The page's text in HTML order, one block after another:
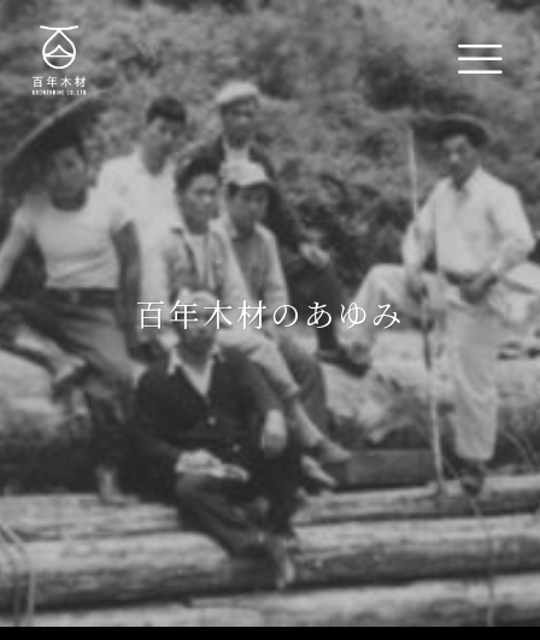
百年木材のあゆみ